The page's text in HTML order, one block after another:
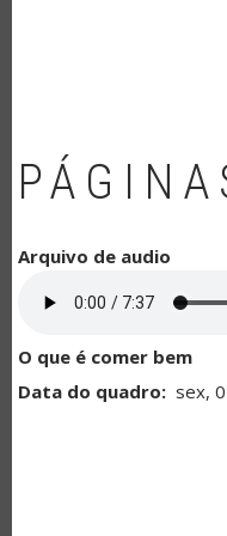
Arquivo de audio
O que é comer bem
Data do quadro
sex,